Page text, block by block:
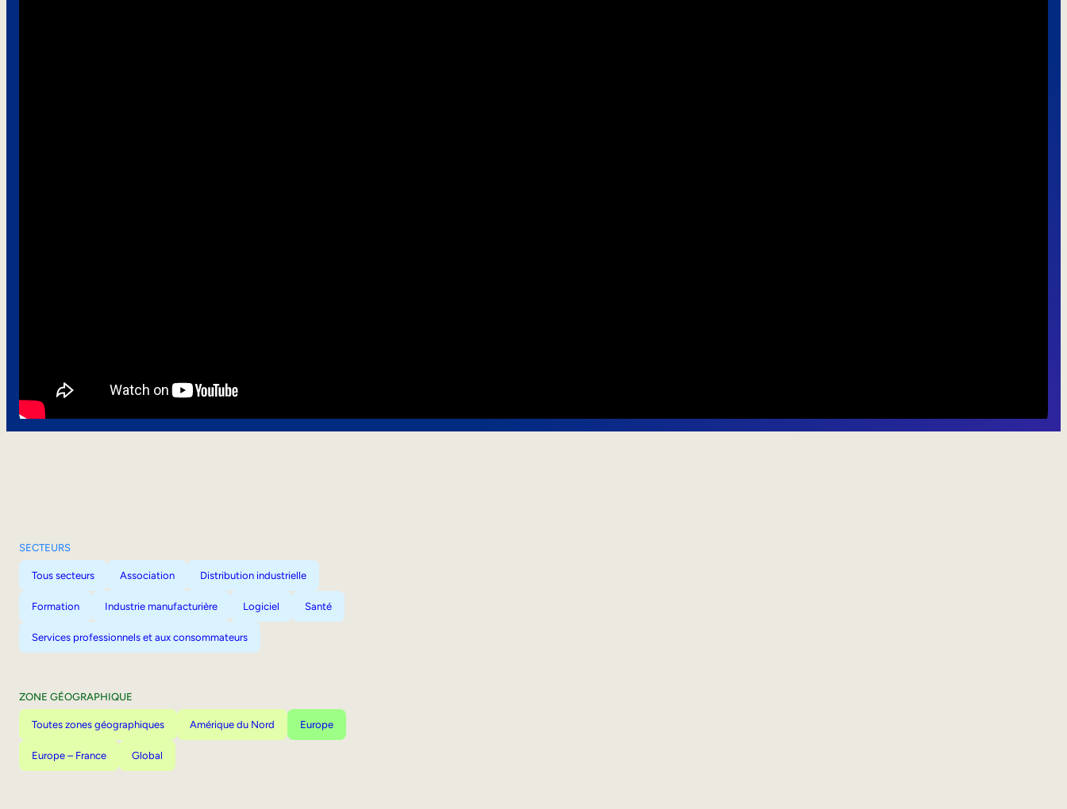
SECTEURS
Tous secteurs Association Distribution industrielle
Formation Industrie manufacturière Logiciel Santé
Services professionnels et aux consommateurs
ZONE GÉOGRAPHIQUE
Toutes zones géographiques Amérique du Nord Europe
Europe – France Global